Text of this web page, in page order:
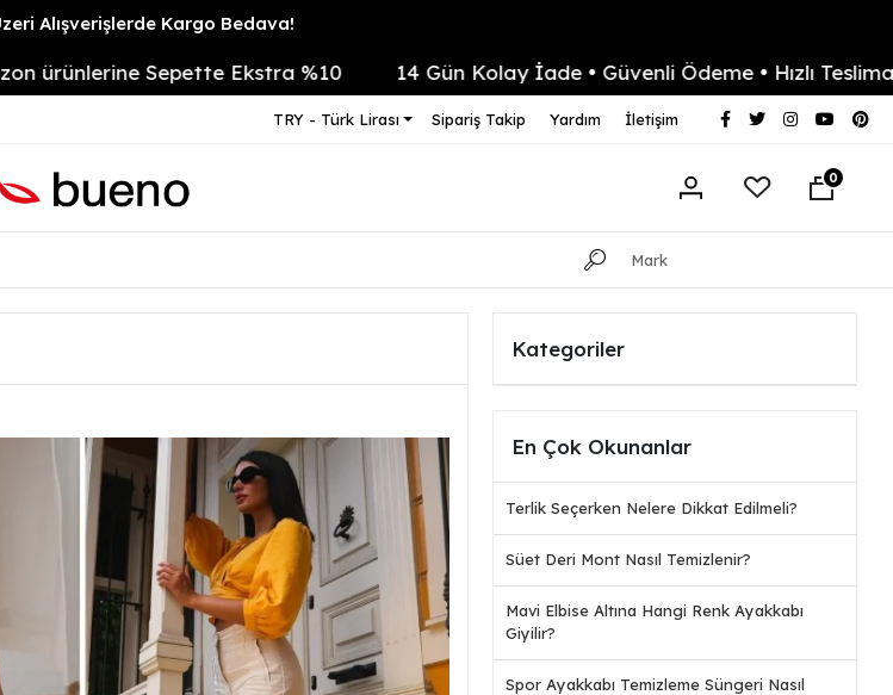
Alışverişlerde Kargo Bedava!
Sepette Ekstra %10 14 Gün Kolay İade • Güvenli Ödeme • Hızlı Teslimat
TRY - Türk Lirası Sipariş Takip Yardım İletişim
0
Kategoriler
En Çok Okunanlar
Terlik Seçerken Nelere Dikkat Edilmeli?
Süet Deri Mont Nasıl Temizlenir?
Mavi Elbise Altına Hangi Renk Ayakkabı
Giyilir?
Spor Ayakkabı Temizleme Süngeri Nasıl